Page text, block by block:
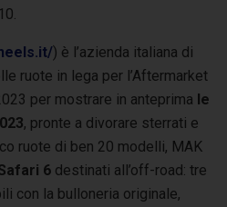
) è l’azienda italiana di
ruote in lega per l’Aftermarket
per mostrare in anteprima le
, pronte a divorare sterrati e
ruote di ben 20 modelli, MAK
6 destinati all’off-road: tre
con la bulloneria originale,